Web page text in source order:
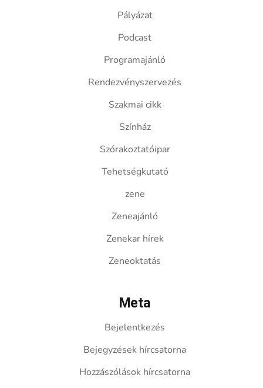
Pályázat
Podcast
Programajánló
Rendezvényszervezés
Szakmai cikk
Színház
Szórakoztatóipar
Tehetségkutató
zene
Zeneajánló
Zenekar hírek
Zeneoktatás
Meta
Bejelentkezés
Bejegyzések hírcsatorna
Hozzászólások hírcsatorna